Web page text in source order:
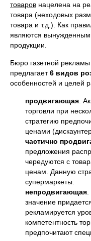
товаров нацелена на
товара (неходовых
товара и т.д.). Как
являются
продукции.
Бюро газетной
предлагает6 видов
особенностей и целей
продвигающая .
торговли при
стратегию
ценами
частично
предложения
чередуются с
ценам. Данную
супермаркеты.
непродвигающая
значение
рекламируется
компетентность
предпочитают